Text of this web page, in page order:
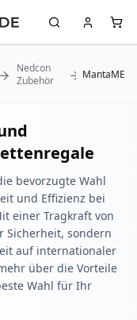
Nedcon
Zubehör
bevorzugte Wahl
und Effizienz bei
einer Tragkraft von
Sicherheit, sondern
auf internationaler
über die Vorteile
Wahl für Ihr